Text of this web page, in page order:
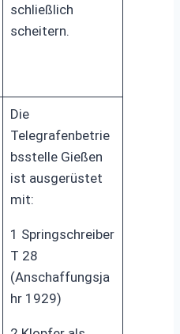
schließlich
scheitern.
Die
Telegrafenbetrie
bsstelle Gießen
ist ausgerüstet
mit:
1 Springschreiber
T 28
(Anschaffungsja
hr 1929)